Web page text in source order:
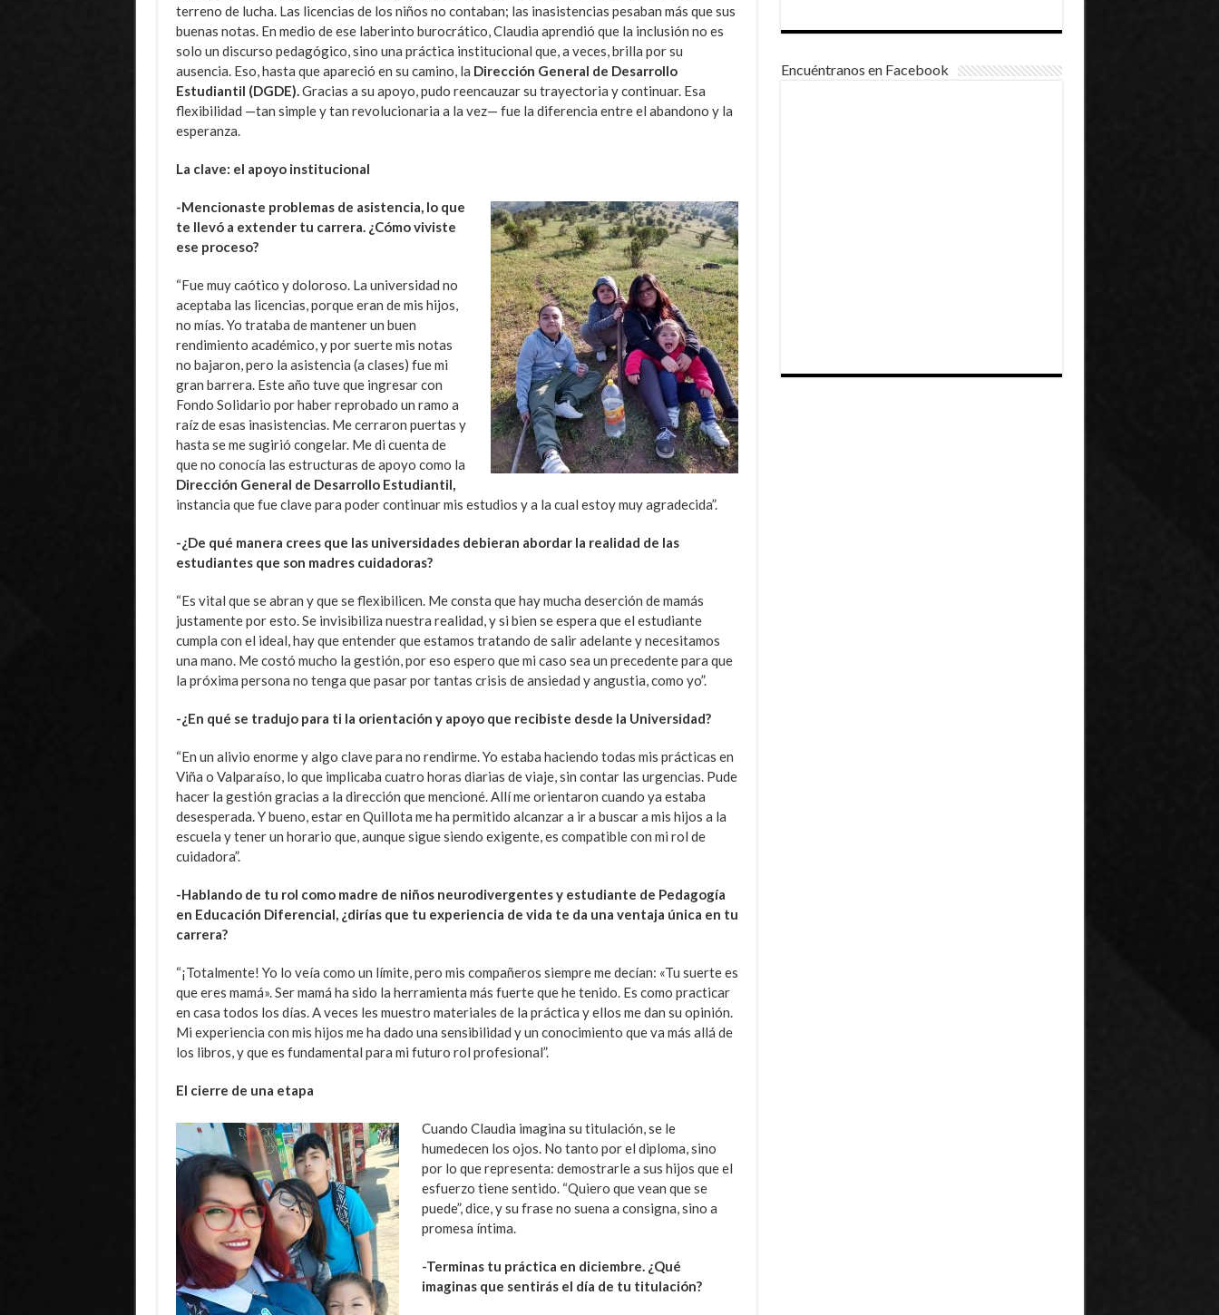
terreno de lucha. Las licencias de los niños no contaban; las inasistencias pesaban más que sus
buenas notas. En medio de ese laberinto burocrático, Claudia aprendió que la inclusión no es
solo un discurso pedagógico, sino una práctica institucional que, a veces, brilla por su
ausencia. Eso, hasta que apareció en su camino, la Dirección General de Desarrollo
Estudiantil (DGDE). Gracias a su apoyo, pudo reencauzar su trayectoria y continuar. Esa
flexibilidad —tan simple y tan revolucionaria a la vez— fue la diferencia entre el abandono y la
esperanza.
La clave: el apoyo institucional
-Mencionaste problemas de asistencia, lo que
te llevó a extender tu carrera. ¿Cómo viviste
ese proceso?
“Fue muy caótico y doloroso. La universidad no
aceptaba las licencias, porque eran de mis hijos,
no mías. Yo trataba de mantener un buen
rendimiento académico, y por suerte mis notas
no bajaron, pero la asistencia (a clases) fue mi
gran barrera. Este año tuve que ingresar con
Fondo Solidario por haber reprobado un ramo a
raíz de esas inasistencias. Me cerraron puertas y
hasta se me sugirió congelar. Me di cuenta de
que no conocía las estructuras de apoyo como la
Dirección General de Desarrollo Estudiantil,
instancia que fue clave para poder continuar mis estudios y a la cual estoy muy agradecida”.
-¿De qué manera crees que las universidades debieran abordar la realidad de las
estudiantes que son madres cuidadoras?
“Es vital que se abran y que se flexibilicen. Me consta que hay mucha deserción de mamás
justamente por esto. Se invisibiliza nuestra realidad, y si bien se espera que el estudiante
cumpla con el ideal, hay que entender que estamos tratando de salir adelante y necesitamos
una mano. Me costó mucho la gestión, por eso espero que mi caso sea un precedente para que
la próxima persona no tenga que pasar por tantas crisis de ansiedad y angustia, como yo”.
-¿En qué se tradujo para ti la orientación y apoyo que recibiste desde la Universidad?
“En un alivio enorme y algo clave para no rendirme. Yo estaba haciendo todas mis prácticas en
Viña o Valparaíso, lo que implicaba cuatro horas diarias de viaje, sin contar las urgencias. Pude
hacer la gestión gracias a la dirección que mencioné. Allí me orientaron cuando ya estaba
desesperada. Y bueno, estar en Quillota me ha permitido alcanzar a ir a buscar a mis hijos a la
escuela y tener un horario que, aunque sigue siendo exigente, es compatible con mi rol de
cuidadora”.
-Hablando de tu rol como madre de niños neurodivergentes y estudiante de Pedagogía
en Educación Diferencial, ¿dirías que tu experiencia de vida te da una ventaja única en tu
carrera?
“¡Totalmente! Yo lo veía como un límite, pero mis compañeros siempre me decían: «Tu suerte es
que eres mamá». Ser mamá ha sido la herramienta más fuerte que he tenido. Es como practicar
en casa todos los días. A veces les muestro materiales de la práctica y ellos me dan su opinión.
Mi experiencia con mis hijos me ha dado una sensibilidad y un conocimiento que va más allá de
los libros, y que es fundamental para mi futuro rol profesional”.
El cierre de una etapa
Cuando Claudia imagina su titulación, se le
humedecen los ojos. No tanto por el diploma, sino
por lo que representa: demostrarle a sus hijos que el
esfuerzo tiene sentido. “Quiero que vean que se
puede”, dice, y su frase no suena a consigna, sino a
promesa íntima.
-Terminas tu práctica en diciembre. ¿Qué
imaginas que sentirás el día de tu titulación?
Encuéntranos en Facebook